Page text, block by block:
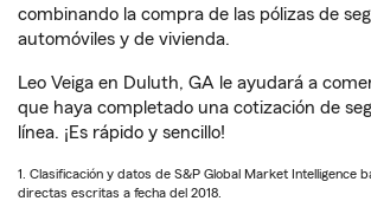
combinando la compra de las pólizas de
automóviles y de vivienda.
Leo Veiga en Duluth, GA le ayudará a
que haya completado una cotización de
línea. ¡Es rápido y sencillo!
1. Clasificación y datos de S&P Global Market Intelligence
directas escritas a fecha del 2018.